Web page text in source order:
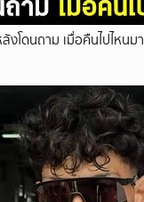
งโดนถาม เมื่อคืนไปไหนมา